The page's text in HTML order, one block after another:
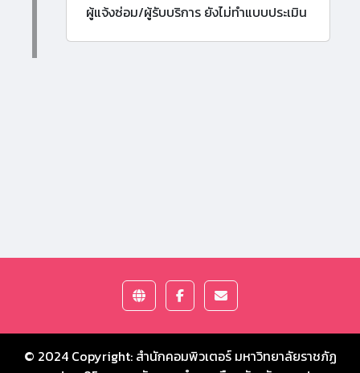
ผู้แจ้งซ่อม/ผู้รับบริการ ยังไม่ทำแบบประเมิน
© 2024 Copyright: สำนักคอมพิวเตอร์ มหาวิทยาลัยราชภัฏ